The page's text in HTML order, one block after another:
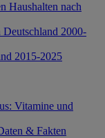
Haushalten nach
2000-
2015-2025
Vitamine und
& Fakten